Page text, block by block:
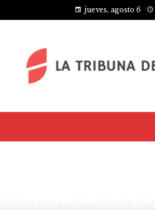
jueves, agosto 6